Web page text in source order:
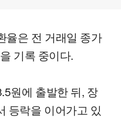
율은 전 거래일 종가
기록 중이다.
원에 출발한 뒤, 장
등락을 이어가고 있